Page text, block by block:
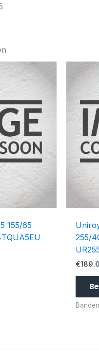
155/65
255/
€
Banden